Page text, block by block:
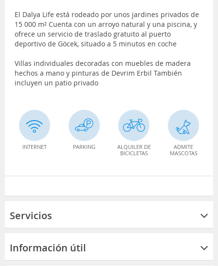
El Dalya Life está rodeado por unos jardines privados de
15 000 m² Cuenta con un arroyo natural y una piscina, y
ofrece un servicio de traslado gratuito al puerto
deportivo de Göcek, situado a 5 minutos en coche
Villas individuales decoradas con muebles de madera
hechos a mano y pinturas de Devrim Erbil También
incluyen un patio privado
INTERNET PARKING
ALQUILER DE
BICICLETAS
ADMITE
MASCOTAS
Servicios
Información útil